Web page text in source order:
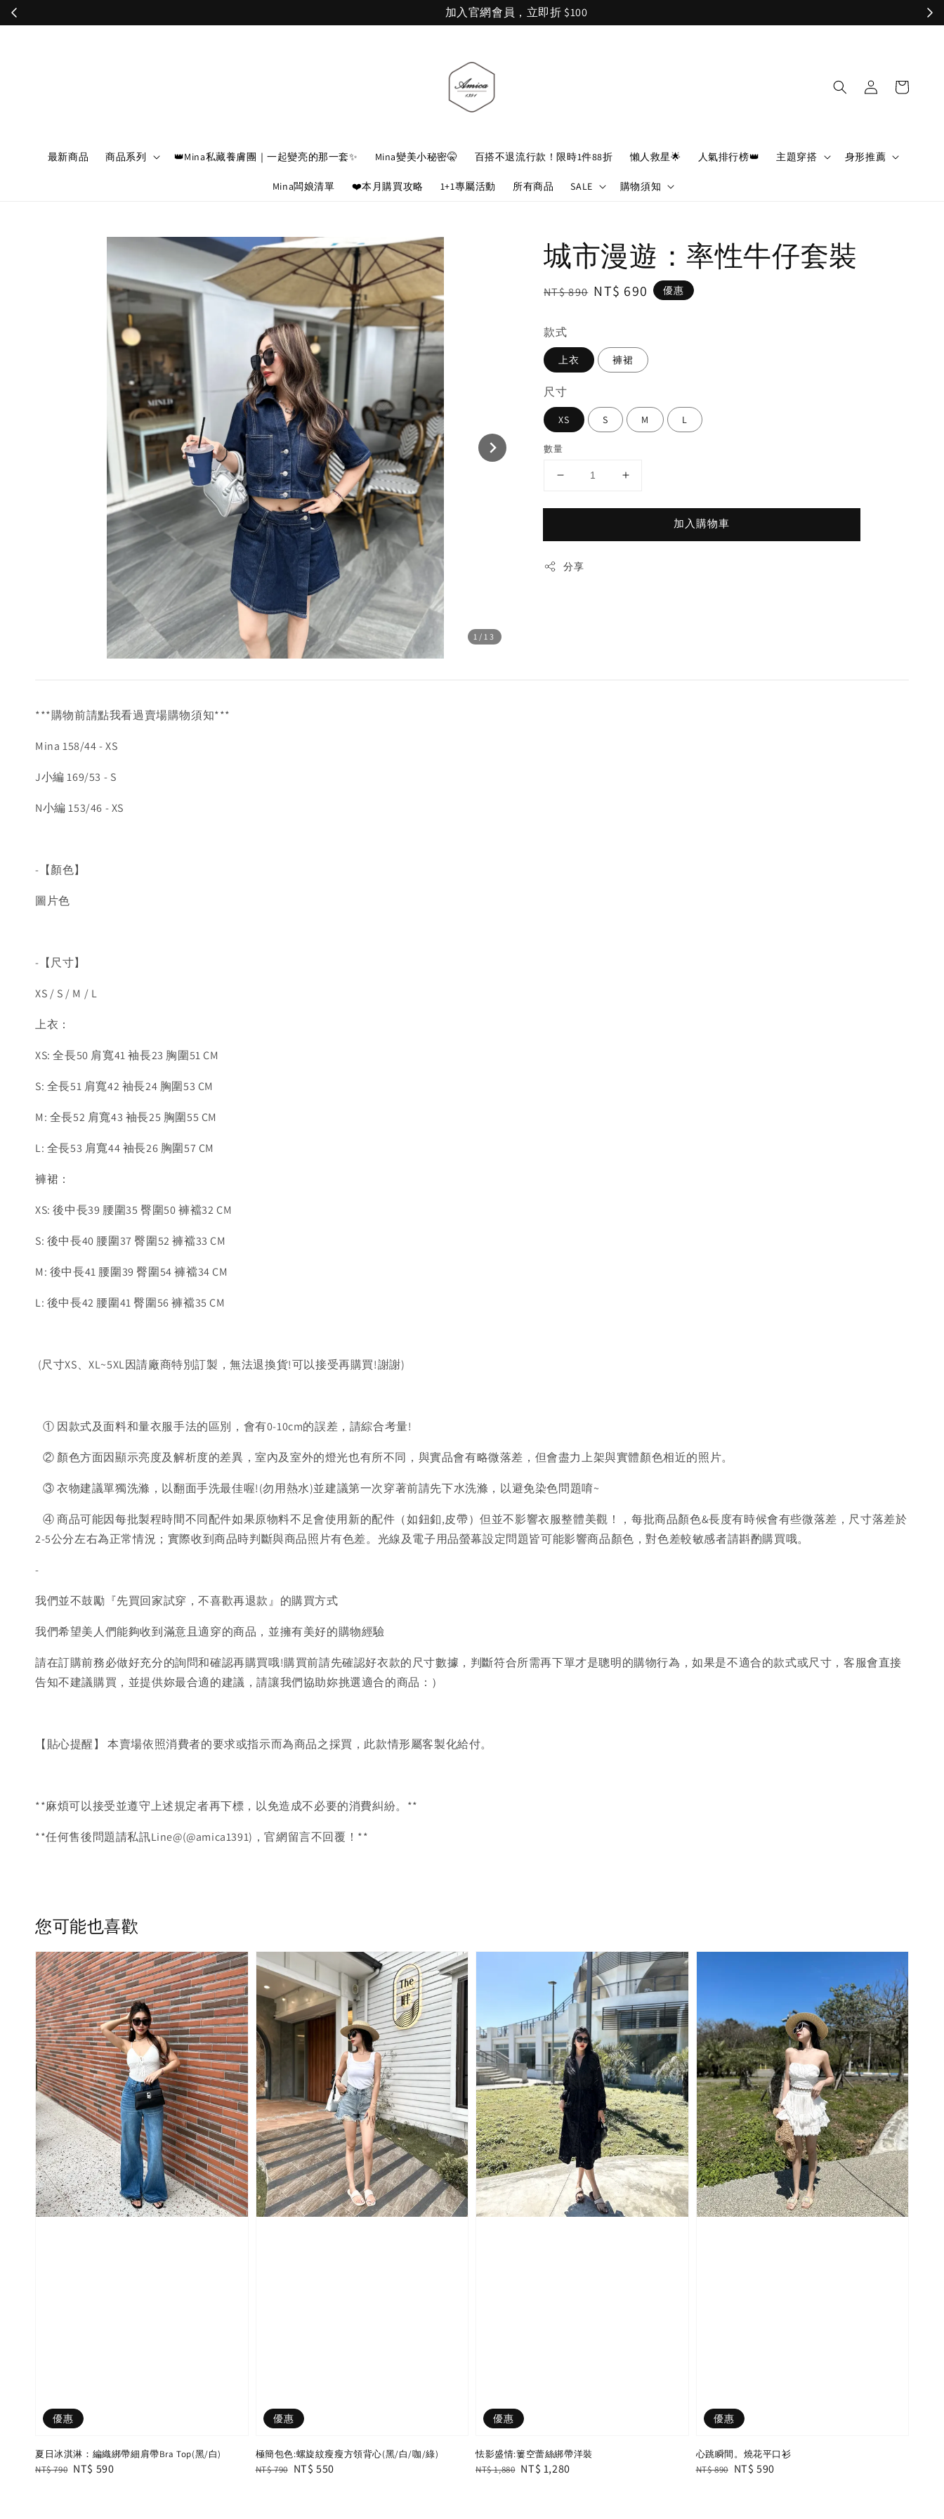
加入官網會員，立即折 $100
最新商品 商品系列 👑Mina私藏養膚團｜一起變亮的那一套✨ Mina變美小秘密🤫 百搭不退流行款！限時1件88折 懶人救星🌟 人氣排行榜👑 主題穿搭 身形推薦
Mina闆娘清單 ❤️本月購買攻略 1+1專屬活動 所有商品 SALE 購物須知
1 /13
城市漫遊：率性牛仔套裝
Regular
NT$ 890 Sale
NT$ 690 優惠
款式
上衣 褲裙
尺寸
XS S M L
數量
加入購物車
分享
***購物前請點我看過賣場購物須知***
Mina 158/44 - XS
J小編 169/53 - S
N小編 153/46 - XS
-【顏色】
圖片色
-【尺寸】
XS / S / M / L
上衣：
XS: 全長50 肩寬41 袖長23 胸圍51 CM
S: 全長51 肩寬42 袖長24 胸圍53 CM
M: 全長52 肩寬43 袖長25 胸圍55 CM
L: 全長53 肩寬44 袖長26 胸圍57 CM
褲裙：
XS: 後中長39 腰圍35 臀圍50 褲襠32 CM
S: 後中長40 腰圍37 臀圍52 褲襠33 CM
M: 後中長41 腰圍39 臀圍54 褲襠34 CM
L: 後中長42 腰圍41 臀圍56 褲襠35 CM
(尺寸XS、XL~5XL因請廠商特別訂製，無法退換貨!可以接受再購買!謝謝)
① 因款式及面料和量衣服手法的區別，會有0-10cm的誤差，請綜合考量!
② 顏色方面因顯示亮度及解析度的差異，室內及室外的燈光也有所不同，與實品會有略微落差，但會盡力上架與實體顏色相近的照片。
③ 衣物建議單獨洗滌，以翻面手洗最佳喔!(勿用熱水)並建議第一次穿著前請先下水洗滌，以避免染色問題唷~
④ 商品可能因每批製程時間不同配件如果原物料不足會使用新的配件（如鈕釦,皮帶）但並不影響衣服整體美觀！，每批商品顏色&長度有時候會有些微落差，尺寸落差於
2-5公分左右為正常情況；實際收到商品時判斷與商品照片有色差。光線及電子用品螢幕設定問題皆可能影響商品顏色，對色差較敏感者請斟酌購買哦。
-
我們並不鼓勵『先買回家試穿，不喜歡再退款』的購買方式
我們希望美人們能夠收到滿意且適穿的商品，並擁有美好的購物經驗
請在訂購前務必做好充分的詢問和確認再購買哦!購買前請先確認好衣款的尺寸數據，判斷符合所需再下單才是聰明的購物行為，如果是不適合的款式或尺寸，客服會直接
告知不建議購買，並提供妳最合適的建議，請讓我們協助妳挑選適合的商品：）
【貼心提醒】 本賣場依照消費者的要求或指示而為商品之採買，此款情形屬客製化給付。
**麻煩可以接受並遵守上述規定者再下標，以免造成不必要的消費糾紛。**
**任何售後問題請私訊Line@(@amica1391)，官網留言不回覆！**
您可能也喜歡
優惠
夏日冰淇淋：編織綁帶細肩帶Bra Top(黑/白)
Regular
NT$ 790 Sale
NT$ 590
優惠
極簡包色:螺旋紋瘦瘦方領背心(黑/白/咖/綠)
Regular
NT$ 790 Sale
NT$ 550
優惠
怯影盛情:簍空蕾絲綁帶洋裝
Regular
NT$ 1,880 Sale
NT$ 1,280
優惠
心跳瞬間。燒花平口衫
Regular
NT$ 890 Sale
NT$ 590